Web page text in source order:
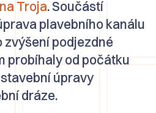
Troja. Součástí
plavebního kanálu
zvýšení podjezdné
probíhaly od počátku
úpravy
dráze.